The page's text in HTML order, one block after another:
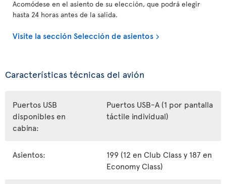
Acomódese en el asiento de su elección, que podrá elegir
hasta 24 horas antes de la salida.
Visite la sección Selección de asientos
Características técnicas del avión
Puertos USB
disponibles en
cabina:
Puertos USB-A (1 por pantalla
táctile individual)
Asientos:
199 (12 en Club Class y 187 en
Economy Class)